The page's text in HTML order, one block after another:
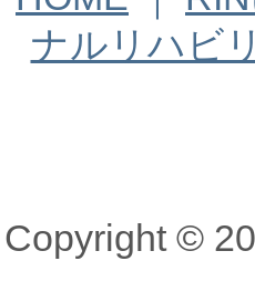
ナルリハビリ
Copyright ©